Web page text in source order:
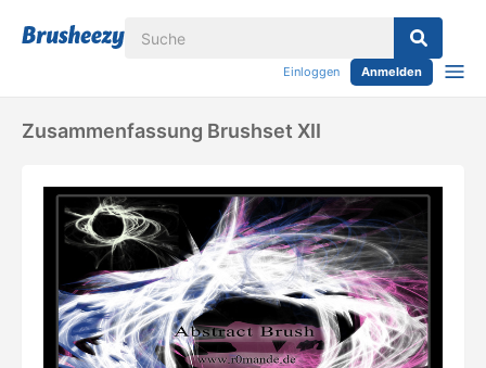
Einloggen Anmelden
Zusammenfassung Brushset XII